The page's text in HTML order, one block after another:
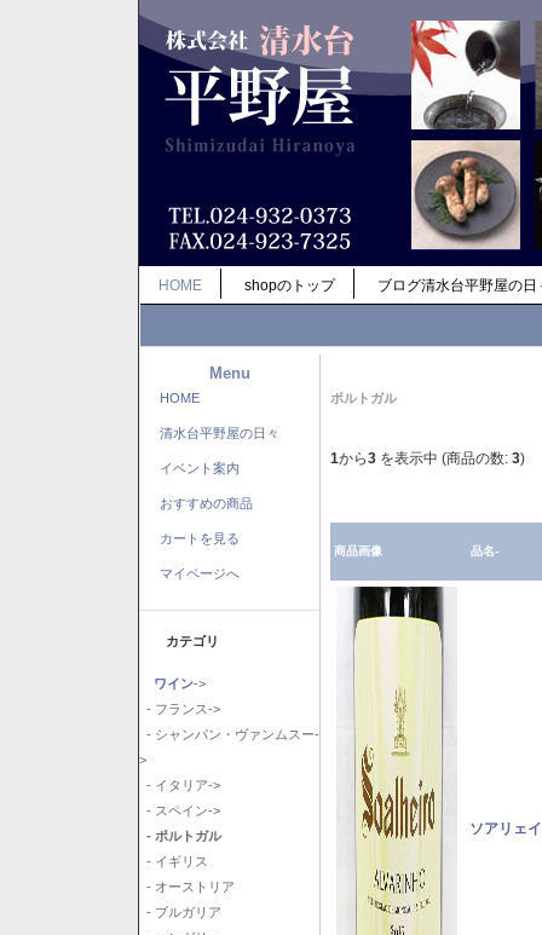
HOME shopのトップ ブログ清水台平野屋の日
Menu
HOME
清水台平野屋の日々
イベント案内
おすすめの商品
カートを見る
マイページへ
カテゴリ
ワイン->
- フランス->
- シャンパン・ヴァンムスー-
>
- イタリア->
- スペイン->
- ポルトガル
- イギリス
- オーストリア
- ブルガリア
ポルトガル
1から3 を表示中 (商品の数: 3)
商品画像 品名-
ソアリェ